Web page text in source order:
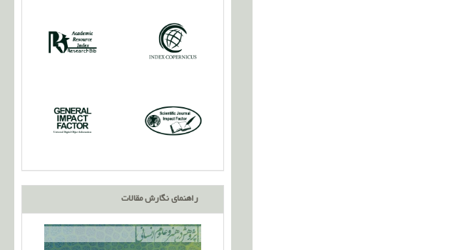
راهنمای نگارش مقالات